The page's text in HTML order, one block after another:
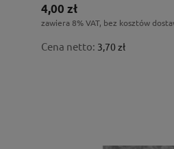
4,00 zł
zawiera 8% VAT, bez kosztów
Cena netto: 3,70 zł